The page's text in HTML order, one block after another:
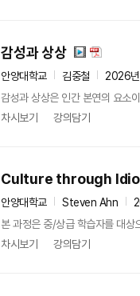
감성과 상상
안양대학교 김중철
2026년
감성과 상상은 인간 본연의 요소
차시보기
강의담기
Culture through
안양대학교 Steven Ahn
본 과정은 중/상급 학습자를 대상
차시보기
강의담기